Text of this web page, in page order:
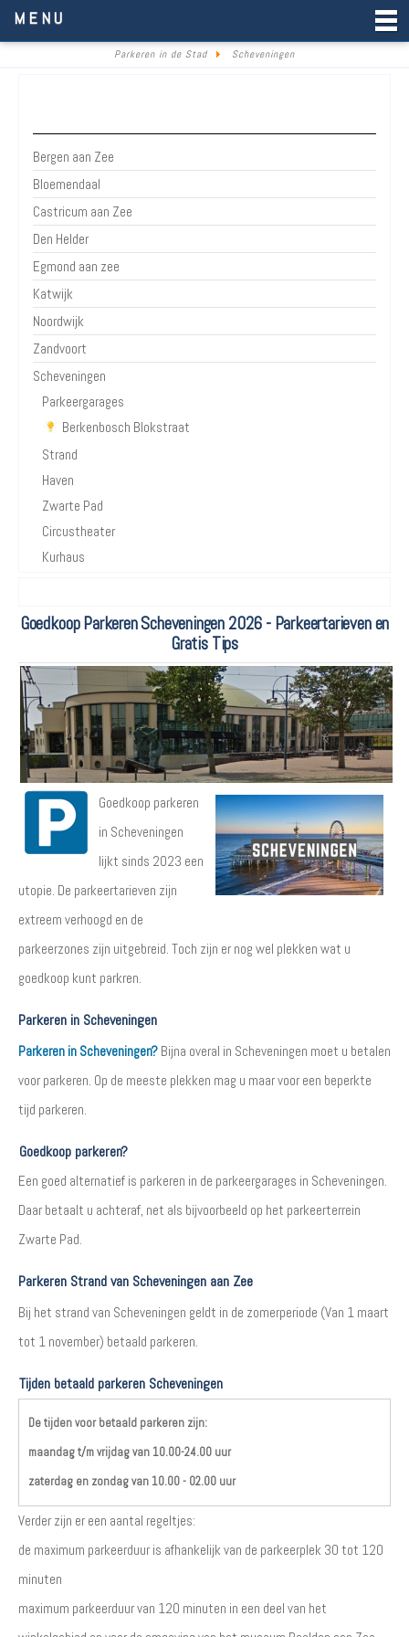
MENU
Parkeren in de Stad Scheveningen
Bergen aan Zee
Bloemendaal
Castricum aan Zee
Den Helder
Egmond aan zee
Katwijk
Noordwijk
Zandvoort
Scheveningen
Parkeergarages
Berkenbosch Blokstraat
Strand
Haven
Zwarte Pad
Circustheater
Kurhaus
Goedkoop Parkeren Scheveningen 2026 - Parkeertarieven en
Gratis Tips
Goedkoop parkeren
in Scheveningen
lijkt sinds 2023 een
utopie. De parkeertarieven zijn
extreem verhoogd en de
parkeerzones zijn uitgebreid. Toch zijn er nog wel plekken wat u
goedkoop kunt parkren.
Parkeren in Scheveningen
Parkeren in Scheveningen? Bijna overal in Scheveningen moet u betalen
voor parkeren. Op de meeste plekken mag u maar voor een beperkte
tijd parkeren.
Goedkoop parkeren?
Een goed alternatief is parkeren in de parkeergarages in Scheveningen.
Daar betaalt u achteraf, net als bijvoorbeeld op het parkeerterrein
Zwarte Pad.
Parkeren Strand van Scheveningen aan Zee
Bij het strand van Scheveningen geldt in de zomerperiode (Van 1 maart
tot 1 november) betaald parkeren.
Tijden betaald parkeren Scheveningen
De tijden voor betaald parkeren zijn:
maandag t/m vrijdag van 10.00-24.00 uur
zaterdag en zondag van 10.00 - 02.00 uur
Verder zijn er een aantal regeltjes:
de maximum parkeerduur is afhankelijk van de parkeerplek 30 tot 120
minuten
maximum parkeerduur van 120 minuten in een deel van het